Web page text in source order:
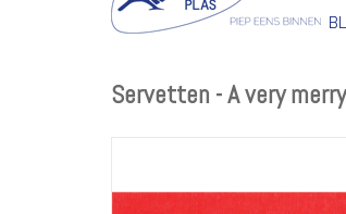
Servetten - A very